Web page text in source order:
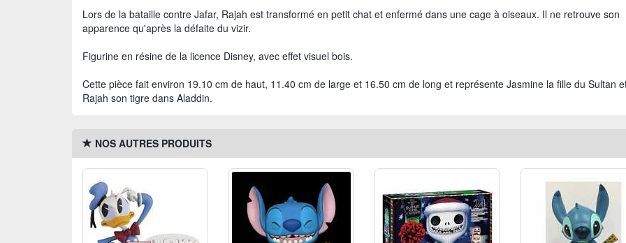
Lors de la bataille contre Jafar, Rajah est transformé en petit chat et enfermé dans une cage à oiseaux. Il ne retrouve son
apparence qu'après la défaite du vizir.
Figurine en résine de la licence Disney, avec effet visuel bois.
Cette pièce fait environ 19.10 cm de haut, 11.40 cm de large et 16.50 cm de long et représente Jasmine la fille du Sultan
Rajah son tigre dans Aladdin.
NOS AUTRES PRODUITS